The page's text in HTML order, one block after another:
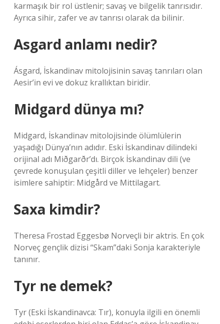
karmaşık bir rol üstlenir; savaş ve bilgelik tanrısıdır.
Ayrıca sihir, zafer ve av tanrısı olarak da bilinir.
Asgard anlamı nedir?
Ásgard, İskandinav mitolojisinin savaş tanrıları olan
Aesir’in evi ve dokuz krallıktan biridir.
Midgard dünya mı?
Midgard, İskandinav mitolojisinde ölümlülerin
yaşadığı Dünya’nın adıdır. Eski İskandinav dilindeki
orijinal adı Miðgarðr’dı. Birçok İskandinav dili (ve
çevrede konuşulan çeşitli diller ve lehçeler) benzer
isimlere sahiptir: Midgård ve Mittilagart.
Saxa kimdir?
Theresa Frostad Eggesbø Norveçli bir aktris. En çok
Norveç gençlik dizisi “Skam”daki Sonja karakteriyle
tanınır.
Tyr ne demek?
Tyr (Eski İskandinavca: Tır), konuyla ilgili en önemli